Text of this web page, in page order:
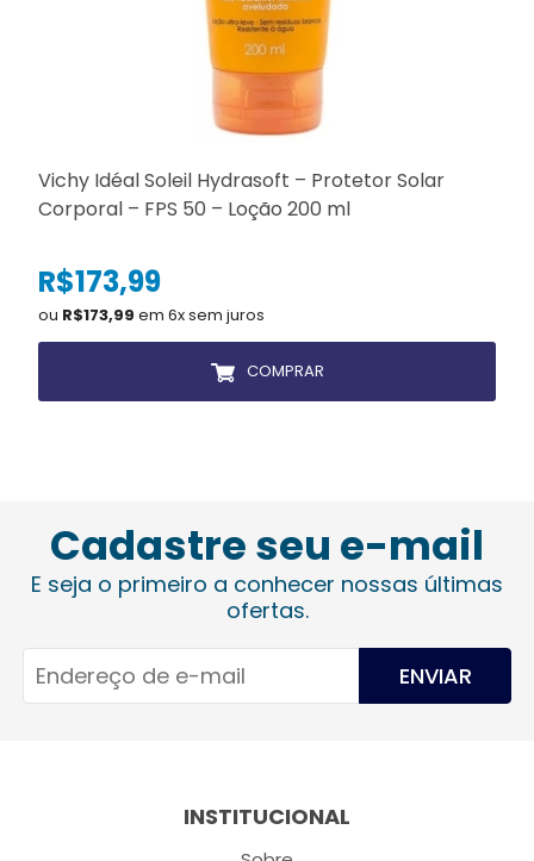
Vichy Idéal Soleil Hydrasoft – Protetor Solar
Corporal – FPS 50 – Loção 200 ml
R$173,99
ou R$173,99 em 6x sem juros
COMPRAR
Cadastre seu e-mail
E seja o primeiro a conhecer nossas últimas
ofertas.
ENVIAR
INSTITUCIONAL